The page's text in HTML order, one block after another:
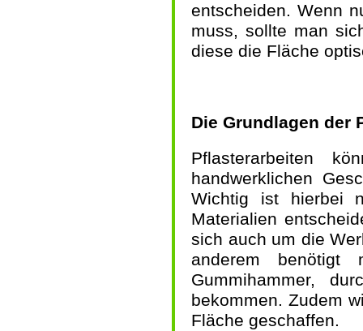
entscheiden. Wenn
muss, sollte man
diese die Fläche
Die Grundlagen der
Pflasterarbeiten
handwerklichen
Wichtig ist hierbei
Materialien
sich auch um die
anderem benötigt
Gummihammer,
bekommen. Zudem
Fläche geschaffen.